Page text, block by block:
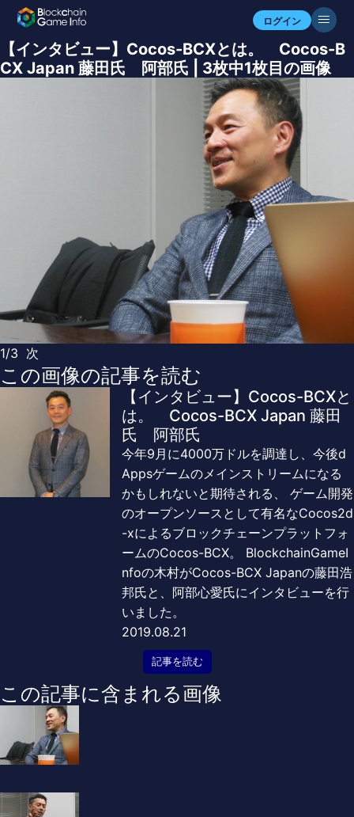
ログイン
【インタビュー】Cocos-BCXとは。 Cocos-B
CX Japan 藤田氏 阿部氏 | 3枚中1枚目の画像
1/3 次
この画像の記事を読む
【インタビュー】Cocos-BCXと
は。 Cocos-BCX Japan 藤田
氏 阿部氏
今年9月に4000万ドルを調達し、今後d
Appsゲームのメインストリームになる
かもしれないと期待される、 ゲーム開発
のオープンソースとして有名なCocos2d
-xによるブロックチェーンプラットフォ
ームのCocos-BCX。 BlockchainGameI
nfoの木村がCocos-BCX Japanの藤田浩
邦氏と、阿部心愛氏にインタビューを行
いました。
2019.08.21
記事を読む
この記事に含まれる画像